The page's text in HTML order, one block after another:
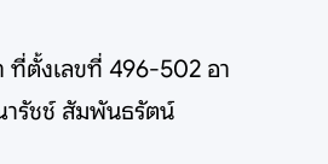
ตั้งเลขที่ 496-502 อา
ารัชช์ สัมพันธรัตน์